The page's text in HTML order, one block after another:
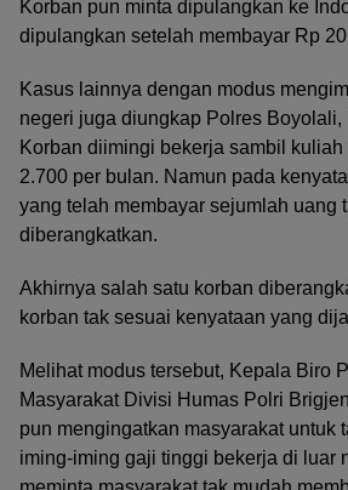
Korban pun minta dipulangkan ke
dipulangkan setelah membayar Rp
Kasus lainnya dengan modus
negeri juga diungkap Polres Boyolali,
Korban diimingi bekerja sambil
2.700 per bulan. Namun pada
yang telah membayar sejumlah uang
diberangkatkan.
Akhirnya salah satu korban
korban tak sesuai kenyataan yang
Melihat modus tersebut, Kepala Biro
Masyarakat Divisi Humas Polri
pun mengingatkan masyarakat untuk
iming-iming gaji tinggi bekerja di luar